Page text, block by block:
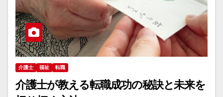
介護士 福祉 転職
介護士が教える転職成功の秘訣と未来を